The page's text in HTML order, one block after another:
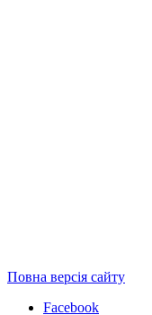
Повна версія сайту
Facebook